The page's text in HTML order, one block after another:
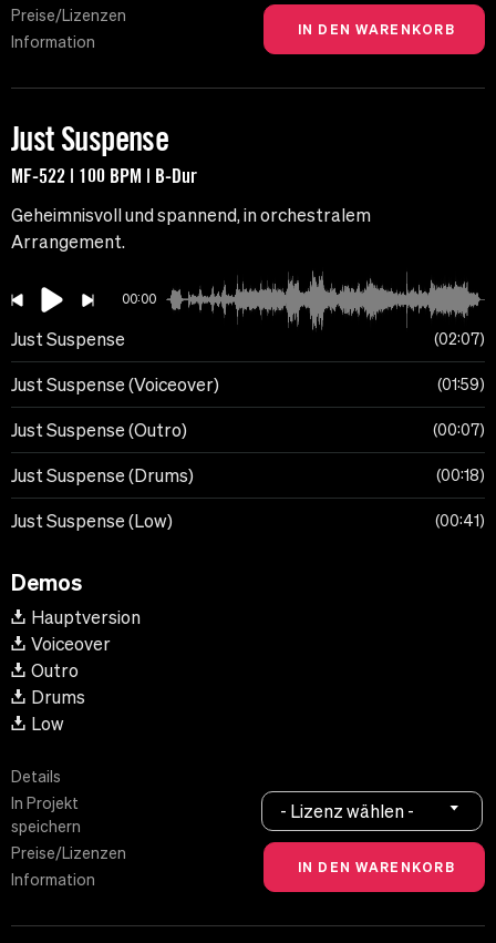
Preise/Lizenzen
Information
Just Suspense
MF-522 | 100 BPM | B-Dur
Geheimnisvoll und spannend, in orchestralem
Arrangement.
00:00
Just Suspense 02:07
Just Suspense (Voiceover) 01:59
Just Suspense (Outro) 00:07
Just Suspense (Drums) 00:18
Just Suspense (Low) 00:41
Demos
Hauptversion
Voiceover
Outro
Drums
Low
Details
In Projekt
speichern
Preise/Lizenzen
Information
- Lizenz wählen -